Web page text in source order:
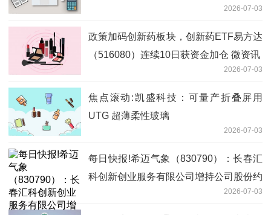
2026-07-03
政策加码创新药板块，创新药ETF易方达
（516080）连续10日获资金加仓 微资讯
2026-07-03
焦点滚动:凯盛科技：可量产折叠屏用
UTG 超薄柔性玻璃
2026-07-03
每日快报!希迈气象（830790）：长春汇
科创新创业服务有限公司增持公司股份约
2026-07-03